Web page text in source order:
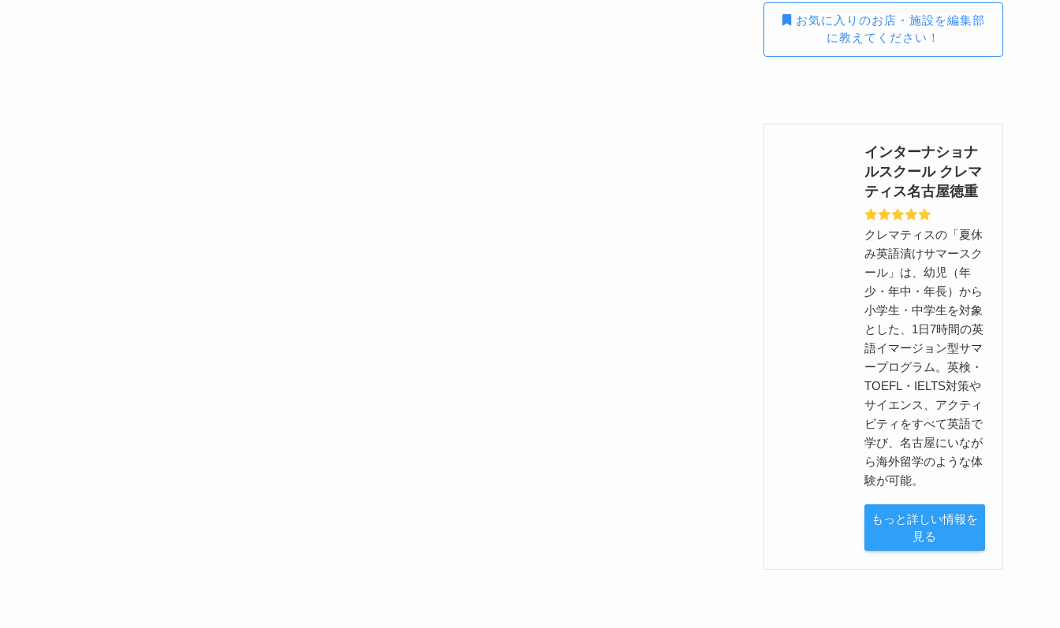
お気に入りのお店・施設を編集部
に教えてください！
インターナショナ
ルスクール クレマ
ティス名古屋徳重
クレマティスの「夏休
み英語漬けサマースク
ール」は、幼児（年
少・年中・年長）から
小学生・中学生を対象
とした、1日7時間の英
語イマージョン型サマ
ープログラム。英検・
TOEFL・IELTS対策や
サイエンス、アクティ
ビティをすべて英語で
学び、名古屋にいなが
ら海外留学のような体
験が可能。
もっと詳しい情報を
見る